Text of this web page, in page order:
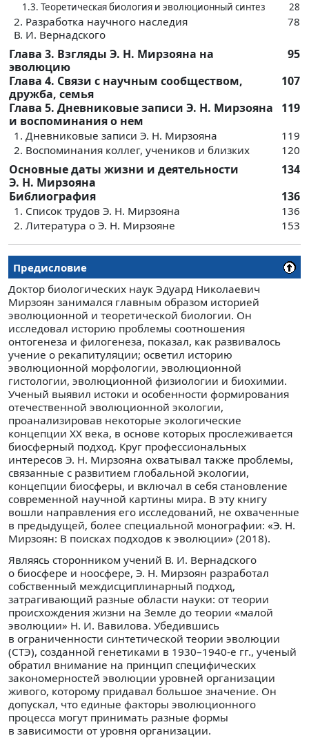
1.3. Теоретическая биология и эволюционный синтез
28
2. Разработка научного наследия
В. И. Вернадского
78
Глава 3. Взгляды Э. Н. Мирзояна на
эволюцию
95
Глава 4. Связи с научным сообществом,
дружба, семья
107
Глава 5. Дневниковые записи Э. Н. Мирзояна
и воспоминания о нем
119
1. Дневниковые записи Э. Н. Мирзояна
119
2. Воспоминания коллег, учеников и близких
120
Основные даты жизни и деятельности
Э. Н. Мирзояна
134
Библиография
136
1. Список трудов Э. Н. Мирзояна
136
2. Литература о Э. Н. Мирзояне
153
Предисловие
Доктор биологических наук Эдуард Николаевич
Мирзоян занимался главным образом историей
эволюционной и теоретической биологии. Он
исследовал историю проблемы соотношения
онтогенеза и филогенеза, показал, как развивалось
учение о рекапитуляции; осветил историю
эволюционной морфологии, эволюционной
гистологии, эволюционной физиологии и биохимии.
Ученый выявил истоки и особенности формирования
отечественной эволюционной экологии,
проанализировав некоторые экологические
концепции XX века, в основе которых прослеживается
биосферный подход. Круг профессиональных
интересов Э. Н. Мирзояна охватывал также проблемы,
связанные с развитием глобальной экологии,
концепции биосферы, и включал в себя становление
современной научной картины мира. В эту книгу
вошли направления его исследований, не охваченные
в предыдущей, более специальной монографии: «Э. Н.
Мирзоян: В поисках подходов к эволюции» (2018).
Являясь сторонником учений В. И. Вернадского
о биосфере и ноосфере, Э. Н. Мирзоян разработал
собственный междисциплинарный подход,
затрагивающий разные области науки: от теории
происхождения жизни на Земле до теории «малой
эволюции» Н. И. Вавилова. Убедившись
в ограниченности синтетической теории эволюции
(СТЭ), созданной генетиками в 1930–1940-е гг., ученый
обратил внимание на принцип специфических
закономерностей эволюции уровней организации
живого, которому придавал большое значение. Он
допускал, что единые факторы эволюционного
процесса могут принимать разные формы
в зависимости от уровня организации.